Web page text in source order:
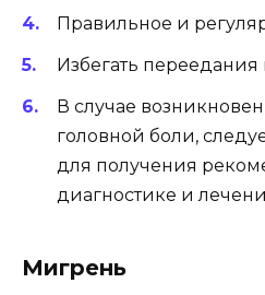
Правильное и
Избегать
В случае
головной боли,
для получения
диагностике и
Мигрень